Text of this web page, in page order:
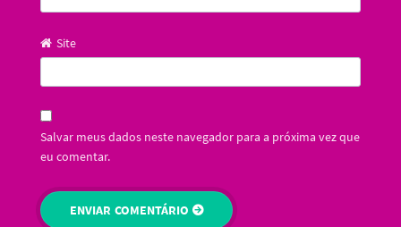
Site
Salvar meus dados neste navegador para a próxima vez que
eu comentar.